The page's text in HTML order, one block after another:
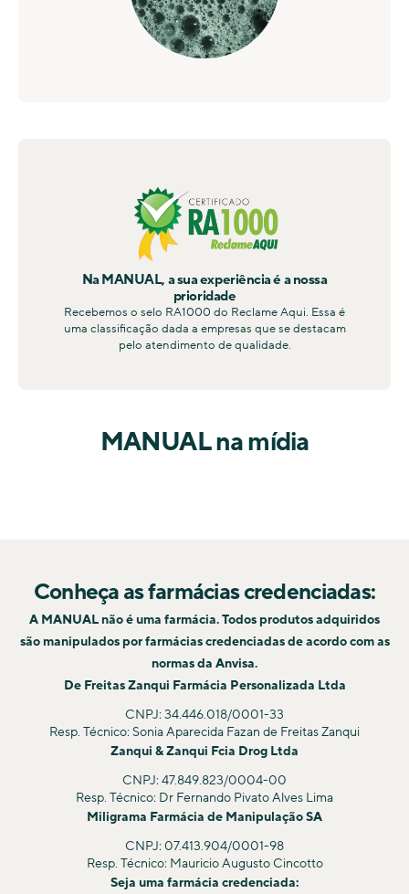
Na MANUAL, a sua experiência é a nossa
prioridade
Recebemos o selo RA1000 do Reclame Aqui. Essa é
uma classificação dada a empresas que se destacam
pelo atendimento de qualidade.
MANUAL na mídia
Conheça as farmácias credenciadas:
A MANUAL não é uma farmácia. Todos produtos adquiridos
são manipulados por farmácias credenciadas de acordo com as
normas da Anvisa.
De Freitas Zanqui Farmácia Personalizada Ltda
CNPJ: 34.446.018/0001-33
Resp. Técnico: Sonia Aparecida Fazan de Freitas Zanqui
Zanqui & Zanqui Fcia Drog Ltda
CNPJ: 47.849.823/0004-00
Resp. Técnico: Dr Fernando Pivato Alves Lima
Miligrama Farmácia de Manipulação SA
CNPJ: 07.413.904/0001-98
Resp. Técnico: Mauricio Augusto Cincotto
Seja uma farmácia credenciada: